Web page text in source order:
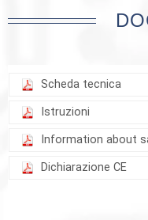
Scheda tecnica
Istruzioni
Information about
Dichiarazione CE